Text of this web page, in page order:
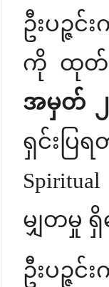
ဦးပဉ္ဇ
ကို ထုတ်
အမှတ် ၂
ရှင်းပြရ
မျှတမှု
ဦးပဉ္ဇင်